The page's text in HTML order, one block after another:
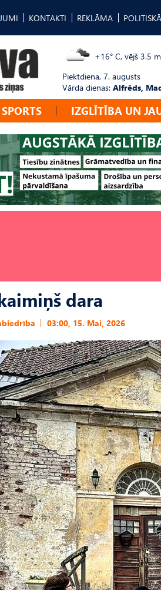
KONTAKTI REKLĀMA
+16° C, vējš 3.5
Piektdiena, 7. augusts
Vārda dienas: Alfrēds,
SPORTS IZGLĪTĪBA UN
dara
03:00, 15. Mai, 2026